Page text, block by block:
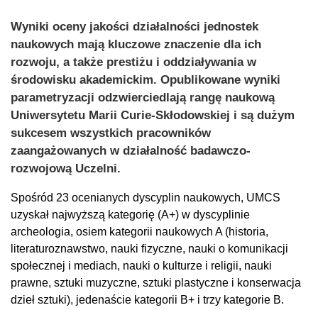
Wyniki oceny jakości działalności jednostek
naukowych mają kluczowe znaczenie dla ich
rozwoju, a także prestiżu i oddziaływania w
środowisku akademickim. Opublikowane wyniki
parametryzacji odzwierciedlają rangę naukową
Uniwersytetu Marii Curie-Skłodowskiej i są dużym
sukcesem wszystkich pracowników
zaangażowanych w działalność badawczo-
rozwojową Uczelni.
Spośród 23 ocenianych dyscyplin naukowych, UMCS
uzyskał najwyższą kategorię (A+) w dyscyplinie
archeologia, osiem kategorii naukowych A (historia,
literaturoznawstwo, nauki fizyczne, nauki o komunikacji
społecznej i mediach, nauki o kulturze i religii, nauki
prawne, sztuki muzyczne, sztuki plastyczne i konserwacja
dzieł sztuki), jedenaście kategorii B+ i trzy kategorie B.